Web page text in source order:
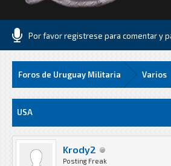
Por favor registrese para comentar y
Foros de Uruguay Militaria Varios
USA
Krody2
Posting Freak